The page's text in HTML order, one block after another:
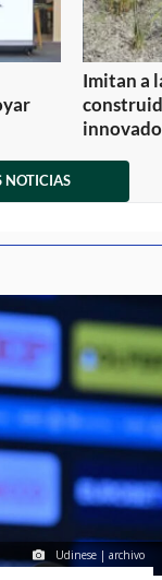
Imitan a
NOTICIAS
Udinese | archivo